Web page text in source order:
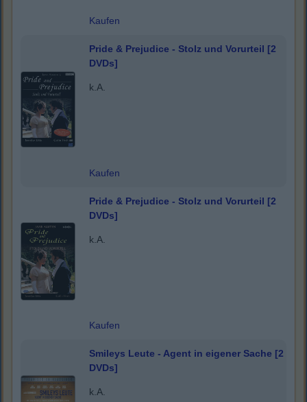
Kaufen
Pride & Prejudice - Stolz und Vorurteil [2
DVDs]
k.A.
Kaufen
Pride & Prejudice - Stolz und Vorurteil [2
DVDs]
k.A.
Kaufen
Smileys Leute - Agent in eigener Sache [2
DVDs]
k.A.